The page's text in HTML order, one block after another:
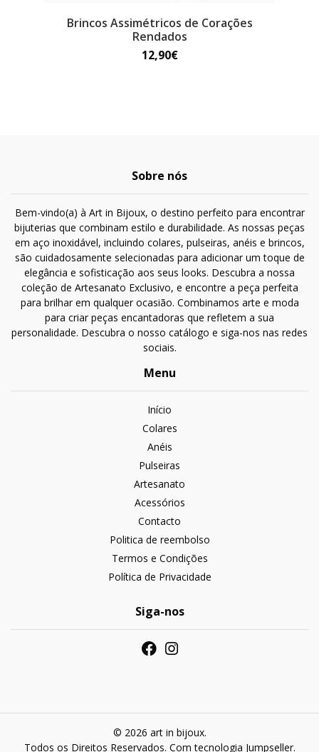
Brincos Assimétricos de Corações
Rendados
12,90€
Sobre nós
Bem-vindo(a) à Art in Bijoux, o destino perfeito para encontrar
bijuterias que combinam estilo e durabilidade. As nossas peças
em aço inoxidável, incluindo colares, pulseiras, anéis e brincos,
são cuidadosamente selecionadas para adicionar um toque de
elegância e sofisticação aos seus looks. Descubra a nossa
coleção de Artesanato Exclusivo, e encontre a peça perfeita
para brilhar em qualquer ocasião. Combinamos arte e moda
para criar peças encantadoras que refletem a sua
personalidade. Descubra o nosso catálogo e siga-nos nas redes
sociais.
Menu
Início
Colares
Anéis
Pulseiras
Artesanato
Acessórios
Contacto
Politica de reembolso
Termos e Condições
Política de Privacidade
Siga-nos
© 2026 art in bijoux.
Todos os Direitos Reservados. Com tecnologia Jumpseller.